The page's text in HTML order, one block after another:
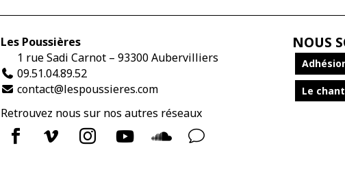
Les Poussières
1 rue Sadi Carnot – 93300 Aubervilliers
09.51.04.89.52
contact@lespoussieres.com
     v
NOUS
Le